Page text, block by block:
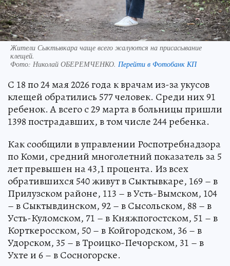
Жители Сыктывкара чаще всего жалуются на присасывание
клещей.
Фото: Николай ОБЕРЕМЧЕНКО. Перейти в Фотобанк КП
С 18 по 24 мая 2026 года к врачам из-за укусов
клещей обратились 577 человек. Среди них 91
ребенок. А всего с 29 марта в больницы пришли
1398 пострадавших, в том числе 244 ребенка.
Как сообщили в управлении Роспотребнадзора
по Коми, средний многолетний показатель за 5
лет превышен на 43,1 процента. Из всех
обратившихся 540 живут в Сыктывкаре, 169 – в
Прилузском районе, 113 – в Усть-Вымском, 104
– в Сыктывдинском, 92 – в Сысольском, 88 – в
Усть-Куломском, 71 – в Княжпогостском, 51 – в
Корткеросском, 50 – в Койгородском, 36 – в
Удорском, 35 – в Троицко-Печорском, 31 – в
Ухте и 6 – в Сосногорске.